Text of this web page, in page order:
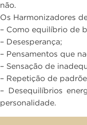
não.
Os Harmonizadores
– Como equilíbrio de
– Desesperança;
– Pensamentos que
– Sensação de
– Repetição de
– Desequilíbrios
personalidade.